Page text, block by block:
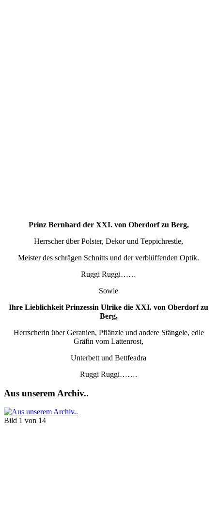
Prinz Bernhard der XXI. von Oberdorf zu Berg,
Herrscher über Polster, Dekor und Teppichrestle,
Meister des schrägen Schnitts und der verblüffenden Optik.
Ruggi Ruggi……
Sowie
Ihre Lieblichkeit Prinzessin Ulrike die XXI. von Oberdorf zu
Berg,
Herrscherin über Geranien, Pflänzle und andere Stängele, edle
Gräfin vom Lattenrost,
Unterbett und Bettfeadra
Ruggi Ruggi…….
Aus unserem Archiv..
Bild 1 von 14